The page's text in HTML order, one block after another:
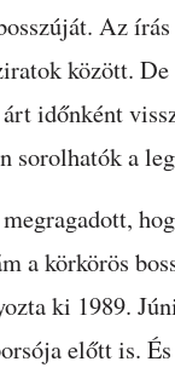
Az
között. De
időnként
sorolhatók a
a körkörös
ki 1989.
előtt is.